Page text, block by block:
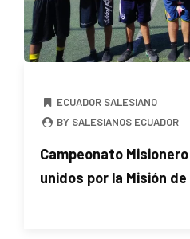
ECUADOR SALESIANO
BY SALESIANOS ECUADOR
Campeonato
unidos por la Misión de